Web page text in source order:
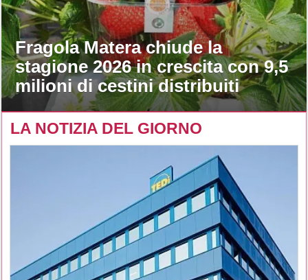
Fragola Matera chiude la
stagione 2026 in crescita con 9,5
milioni di cestini distribuiti
LA NOTIZIA DEL GIORNO